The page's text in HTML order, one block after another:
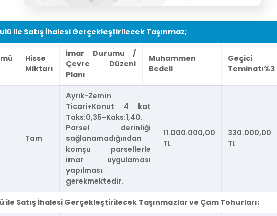
ile Satış İhalesi Gerçekleştirilecek Taşınmaz;
Hisse
Miktarı
İmar Durumu /
Çevre Düzeni
Planı
Muhammen
Bedeli
Geçici
Teminatı%3
Tam
Ayrık-Zemin
Ticari+Konut 4 kat
Taks:0,35-Kaks:1,40.
Parsel derinliği
sağlanamadığından
komşu parsellerle
imar uygulaması
yapılması
gerekmektedir.
11.000.000,00
TL
330.000,00
TL
ile Satış İhalesi Gerçekleştirilecek Taşınmazlar ve Çam Tohurları;